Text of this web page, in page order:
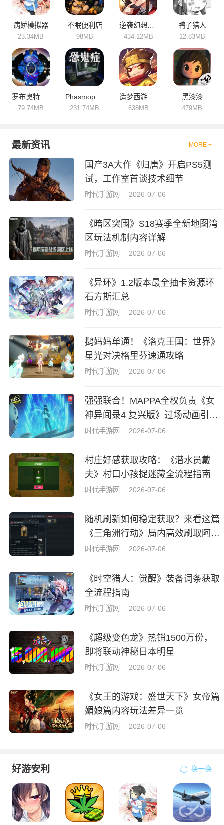
题材，总有一款能让你沉浸其
中！
病娇模拟器
23.34MB
不眠便利店
98MB 434.12MB
鸭子猎人
12.83MB
罗布奥特曼变身模拟器
79.74MB
Phasmophobia
231.74MB
造梦西游之黎尤浩劫篇
638MB
黑漆漆
479MB
最新资讯 MORE +
国产3A大作《归唐》开启PS5测
试，工作室首谈技术细节
时代手游网 2026-07-06
《暗区突围》S18赛季全新地图湾
区玩法机制内容详解
时代手游网 2026-07-06
《异环》1.2版本最全抽卡资源环
石方斯汇总
时代手游网 2026-07-06
鹅妈妈单通！《洛克王国：世界》
星光对决格里芬速通攻略
时代手游网 2026-07-06
强强联合！MAPPA全权负责《女
神异闻录4 复兴版》过场动画引热
议
时代手游网 2026-07-06
村庄好感获取攻略：《潜水员戴
夫》村口小孩捉迷藏全流程指南
时代手游网 2026-07-06
随机刷新如何稳定获取？来看这篇
《三角洲行动》局内高效刷取阿萨
拉牌盒指南
时代手游网 2026-07-06
《时空猎人：觉醒》装备词条获取
全流程指南
时代手游网 2026-07-06
《超级变色龙》热销1500万份，
即将联动神秘日本明星
时代手游网 2026-07-06
《女王的游戏：盛世天下》女帝篇
媚娘篇内容玩法差异一览
时代手游网 2026-07-06
好游安利 换一换